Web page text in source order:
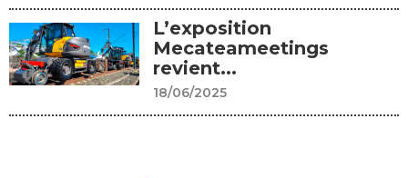
L’exposition
Mecateameetings
revient...
18/06/2025